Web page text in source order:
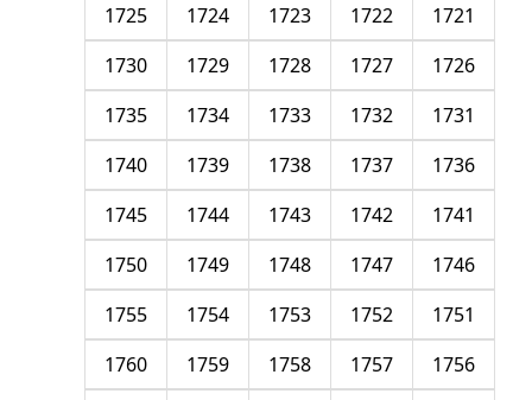
1721
1722
1723
1724
1725
1726
1727
1728
1729
1730
1731
1732
1733
1734
1735
1736
1737
1738
1739
1740
1741
1742
1743
1744
1745
1746
1747
1748
1749
1750
1751
1752
1753
1754
1755
1756
1757
1758
1759
1760